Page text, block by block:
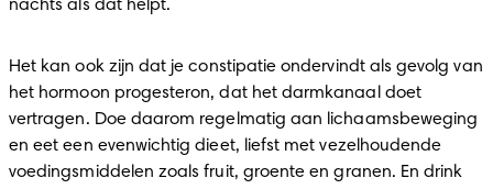
nachts als dat helpt.
Het kan ook zijn dat je constipatie ondervindt als gevolg van
het hormoon progesteron, dat het darmkanaal doet
vertragen. Doe daarom regelmatig aan lichaamsbeweging
en eet een evenwichtig dieet, liefst met vezelhoudende
voedingsmiddelen zoals fruit, groente en granen. En drink